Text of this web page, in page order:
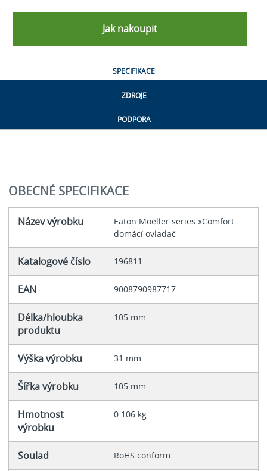
Jak nakoupit
SPECIFIKACE
ZDROJE
PODPORA
OBECNÉ SPECIFIKACE
Název výrobku
Eaton Moeller series xComfort
domácí ovladač
Katalogové číslo 196811
EAN 9008790987717
Délka/hloubka
produktu
105 mm
Výška výrobku 31 mm
Šířka výrobku 105 mm
Hmotnost
výrobku
0.106 kg
Soulad RoHS conform